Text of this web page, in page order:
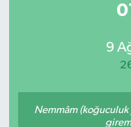
9
Nemmâm (koğuculuk
Kültür Sanat
Eğitim
Süper Lig Puan
Tüm Manşetler
Haber Arşivi